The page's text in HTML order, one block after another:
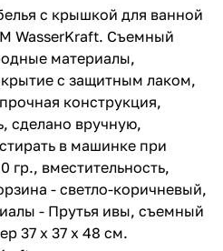
₽
WasserKRAFT
₽
WasserKraft Leine
WasserKraft
Leine BM-5002
110 ₽
с крышкой для ванной
WasserKraft. Съемный
материалы,
с защитным лаком,
конструкция,
сделано вручную,
в машинке при
гр., вместительность,
- светло-коричневый,
- Прутья ивы, съемный
37 х 37 х 48 см.